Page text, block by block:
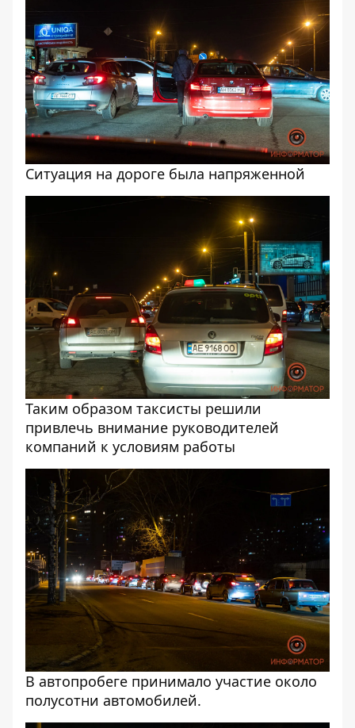
Ситуация на дороге была напряженной
Таким образом таксисты решили
привлечь внимание руководителей
компаний к условиям работы
В автопробеге принимало участие около
полусотни автомобилей.